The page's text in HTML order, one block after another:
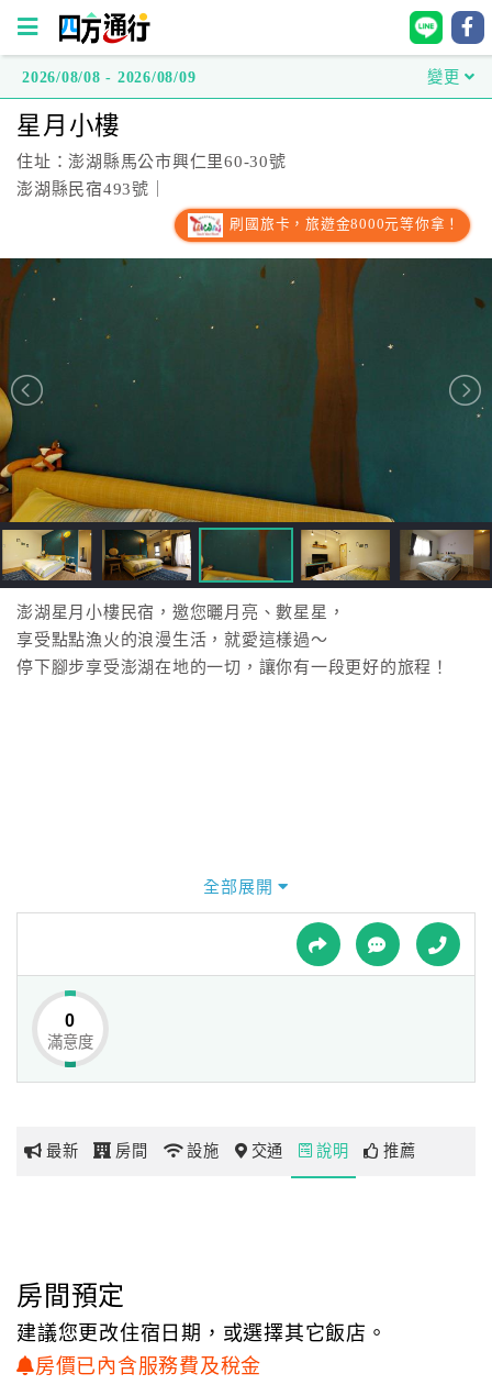
方
通
行
房
直
接
跟
飯
店
訂
房
HOT
球
網
玩
地
圖
顧
2026/08/08 - 2026/08/09 變更
星月小樓
住址：澎湖縣馬公市興仁里60-30號
澎湖縣民宿493號｜
刷國旅卡，旅遊金8000元等你拿！
澎湖星月小樓民宿，邀您曬月亮、數星星，
享受點點漁火的浪漫生活，就愛這樣過～
停下腳步享受澎湖在地的一切，讓你有一段更好的旅程！
全部展開
0
滿意度
最新 房間 設施 交通 說明 推薦
房間預定
建議您更改住宿日期，或選擇其它飯店。
房價已內含服務費及稅金